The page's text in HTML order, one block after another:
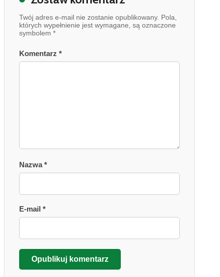
Twój adres e-mail nie zostanie opublikowany. Pola,
których wypełnienie jest wymagane, są oznaczone
symbolem *
Komentarz *
Nazwa *
E-mail *
Opublikuj komentarz